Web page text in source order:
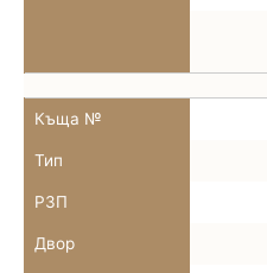
Къща №
Тип
РЗП
Двор